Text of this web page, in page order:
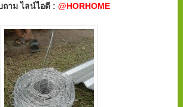
ถาม ไลน์ไอดี :@HORHOME